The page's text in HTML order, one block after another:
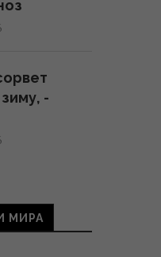
-
МИРА